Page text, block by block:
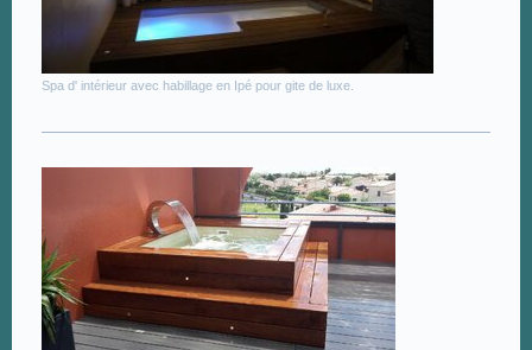
Spa d' intérieur avec habillage en Ipé pour gite de luxe.